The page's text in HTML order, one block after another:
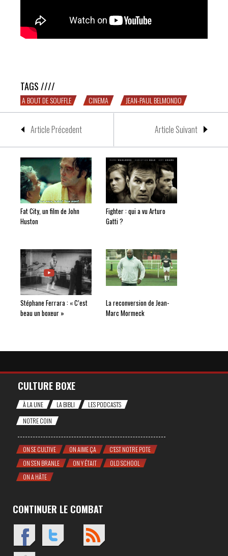
TAGS ////
A BOUT DE SOUFFLE CINEMA JEAN-PAUL BELMONDO
Article Précedent Article Suivant
Fat City, un film de John
Huston
Fighter : qui a vu Arturo
Gatti ?
Stéphane Ferrara : « C’est
beau un boxeur »
La reconversion de Jean-
Marc Mormeck
CULTURE BOXE
À LA UNE LA BIBLI
LES PODCASTS
NOTRE COIN
ON SE CULTIVE ON AIME ÇA
C'EST NOTRE POTE
ON S'EN BRANLE
ON Y ÉTAIT
OLD SCHOOL
ON A HÂTE
CONTINUER LE COMBAT